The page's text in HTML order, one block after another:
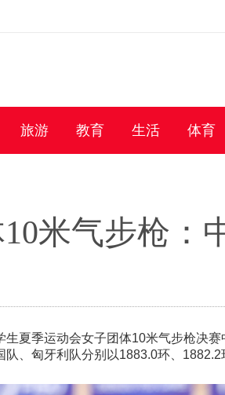
旅游 教育 生活 体育
米气步枪：
夏季运动会女子团体10米气步枪决
、匈牙利队分别以1883.0环、